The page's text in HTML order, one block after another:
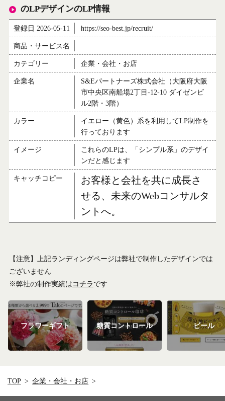
のLPデザインのLP情報
登録日 2026-05-11 https://seo-best.jp/recruit/
商品・サービス名
カテゴリー 企業・会社・お店
企業名
S&Eパートナーズ株式会社（大阪府大阪
市中央区南船場2丁目-12-10 ダイゼンビ
ル2階・3階）
カラー
イエロー（黄色）系を利用してLP制作を
行っております
イメージ
これらのLPは、「シンプル系」のデザイ
ンだと感じます
キャッチコピー
お客様と会社を共に成長さ
せる、未来のWebコンサルタ
ントへ。
【注意】上記ランディングページは弊社で制作したデザインでは
ございません
※弊社の制作実績はコチラです
フラワーギフト 糖質コントロール ビール
TOP 企業・会社・お店